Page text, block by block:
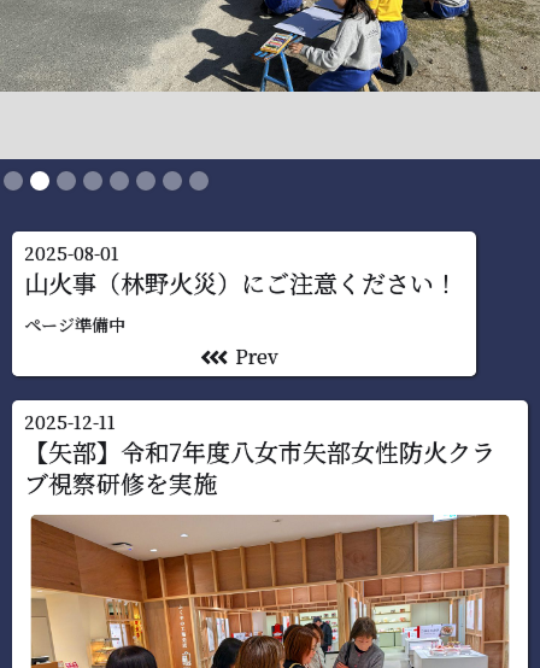
Slide 2 of 8.
2025-08-01
山火事（林野火災）にご注意ください！
‍ページ準備中
leftleftleft Prev
2025-12-11
【矢部】令和7年度八女市矢部女性防火クラ
ブ視察研修を実施